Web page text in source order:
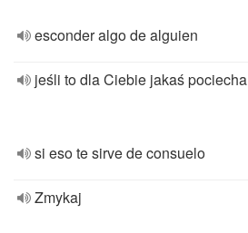
esconder algo de alguien
jeśli to dla Ciebie jakaś pociecha
si eso te sirve de consuelo
Zmykaj